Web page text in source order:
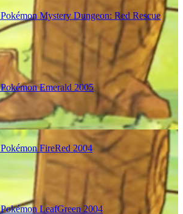
Pokémon Mystery Dungeon: Red Rescue
Pokémon Emerald 2005
Pokémon FireRed 2004
Pokémon LeafGreen 2004